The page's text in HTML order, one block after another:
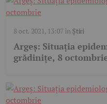
8 oct. 2021, 13:07în Știri
Argeş: Situaţia
grădiniţe, 8